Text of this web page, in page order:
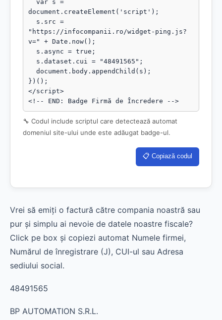
document.createElement('script');
"https://infocompanii.ro/widget-ping.js?
v=" + Date.now();
})();
</script>
<!-- END: Badge Firmă de Încredere -->
🔧 Codul include scriptul care detectează automat
domeniul site-ului unde este adăugat badge-ul.
📋 Copiază codul
Vrei să emiți o factură către compania noastră sau
pur și simplu ai nevoie de datele noastre fiscale?
Click pe box și copiezi automat Numele firmei,
Numărul de înregistrare (J), CUI-ul sau Adresa
sediului social.
48491565
BP AUTOMATION S.R.L.